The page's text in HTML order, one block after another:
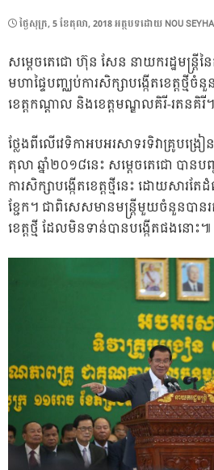
POSTED
ថ្ងៃ​សុក្រ, 5 ខែ​តុលា, 2018អត្ថបទដោយ NOU SEYHA
សម្តេចតេជោ ហ៊ុន សែន នាយករដ្ឋមន្ត្រីន
មហាផ្ទៃបញ្ឈប់ការសិក្សាបង្កើតខេត្តថ្
ខេត្តកណ្តាល និងខេត្តមណ្ឌលគិរី-រតនគិរី។
ថ្លែងពីលើវេទិកាអបអរសាទរទិវាគ្រូបង្រ
តុលា ឆ្នាំ២០១៨នេះ សម្តេចតេជោ បានប
ការសិក្សាបង្កើតខេត្តថ្មីនេះ ដោយសារត
ខ្ជែក។ ជាពិសេសមានមន្ត្រីមួយចំនួនបា
ខេត្តថ្មី ដែលមិនទាន់បានបង្កើតផងនោះ៕